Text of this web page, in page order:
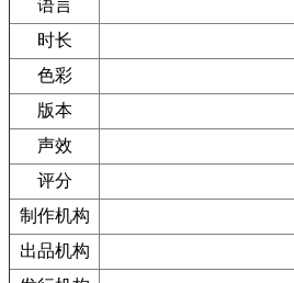
语言
时长
色彩
版本
声效
评分
制作机构
出品机构